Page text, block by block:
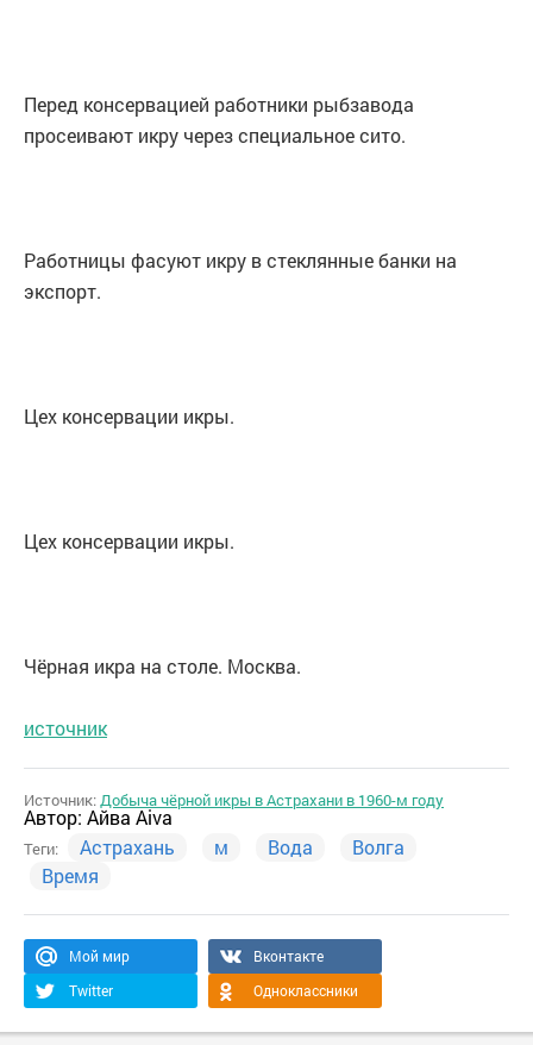
Перед консервацией работники рыбзавода
просеивают икру через специальное сито.
Работницы фасуют икру в стеклянные банки на
экспорт.
Цех консервации икры.
Цех консервации икры.
Чёрная икра на столе. Москва.
источник
Источник:Добыча чёрной икры в Астрахани в 1960-м году
Автор: Айва Aiva
Теги: Астрахань м Вода
Волга
Время
Мой мир
Вконтакте
Twitter
Одноклассники